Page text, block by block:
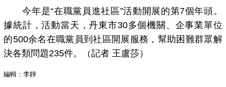
今年是“在職黨員進社區”活動開展的第7個年頭。
據統計，活動當天，丹東市30多個機關、企事業單位
的500余名在職黨員到社區開展服務，幫助困難群眾解
決各類問題235件。（記者 王盧莎）
編輯：李靜